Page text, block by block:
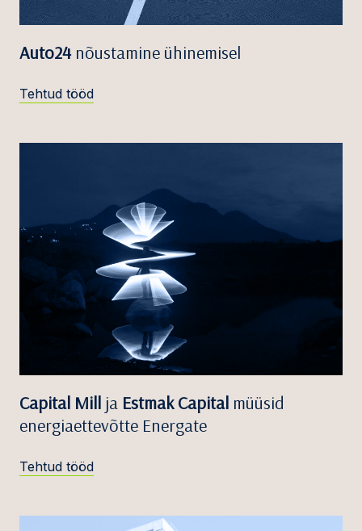
Auto24nõustamine ühinemisel
Tehtud tööd
Capital Mill ja Estmak Capital müüsid
energiaettevõtte Energate
Tehtud tööd